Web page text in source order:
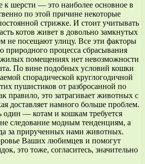
к шерсти — это наиболее основное в
по этой причине некоторые
стрижке. И стоит учитывать
котов живет в довольно замкнутых
не посещают улицу. Все эти факторы
природного процесса сбрасывания
помещениях нет невозможности
По вине подобных условий кошки
спорадической круглогодичной
пушистиков от разбросанной по
правило, это затрагивает животных с
доставляет намного больше проблем.
один — котам и кошкам требуется
следование модным тенденциям, а
за прирученных нами животных.
Ваших любимцев и помогут
это тоже, согласитесь, значительно